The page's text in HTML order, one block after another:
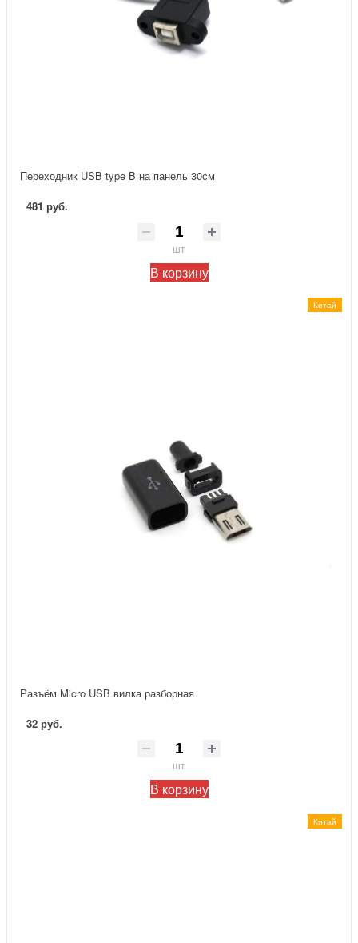
Переходник USB type B на панель 30см
481 руб.
шт
В корзину
Китай
Разъём Micro USB вилка разборная
32 руб.
шт
В корзину
Китай